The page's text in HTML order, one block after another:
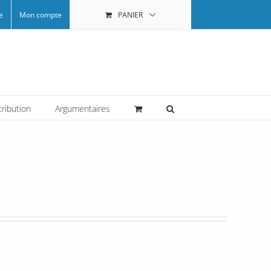
Mon compte PANIER
Argumentaires